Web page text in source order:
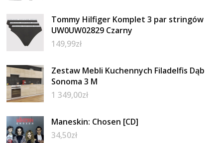
Tommy Hilfiger Komplet 3 par stringów
UW0UW02829 Czarny
149,99zł
Zestaw Mebli Kuchennych Filadelfis Dąb
Sonoma 3 M
1 349,00zł
Maneskin: Chosen [CD]
34,50zł